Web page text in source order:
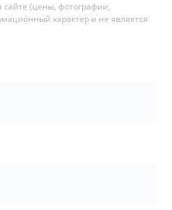
(цены, фотографии,
характер и не является